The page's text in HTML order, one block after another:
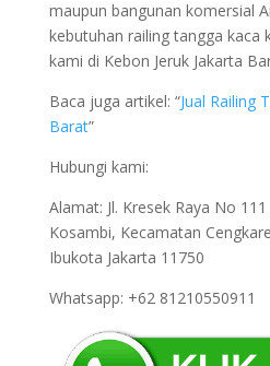
maupun bangunan komersial
kebutuhan railing tangga kaca
kami di Kebon Jeruk Jakarta
Baca juga artikel: “Jual Railing
Barat”
Hubungi kami:
Alamat: Jl. Kresek Raya No
Kosambi, Kecamatan
Ibukota Jakarta 11750
Whatsapp: +62 81210550911